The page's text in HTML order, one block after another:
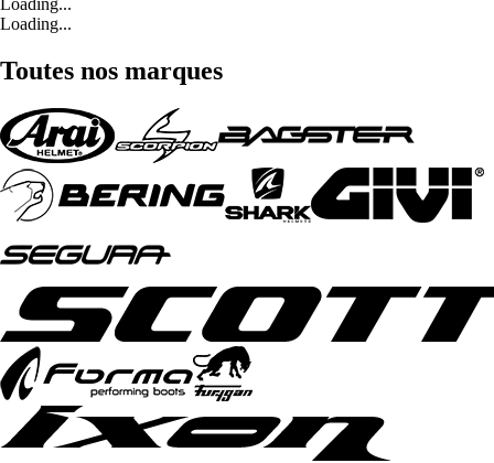
Loading...
Toutes nos marques